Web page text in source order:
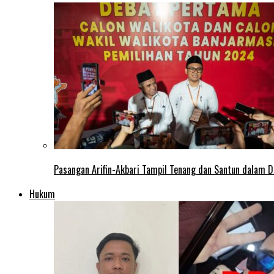
Pasangan Arifin-Akbari Tampil Tenang dan Santun dalam
Hukum